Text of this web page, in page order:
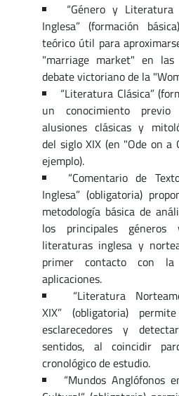
“Género y
Inglesa” (formación
teórico útil para
"marriage market" en
debate victoriano de la
“Literatura Clásica”
un conocimiento
alusiones clásicas y
del siglo XIX (en "Ode on a
ejemplo).
“Comentario de
Inglesa” (obligatoria)
metodología básica de
los principales
literaturas inglesa y
primer contacto con
aplicaciones.
“Literatura
XIX”
(obligatoria)
esclarecedores y
sentidos, al coincidir
cronológico de estudio.
“Mundos Anglófonos